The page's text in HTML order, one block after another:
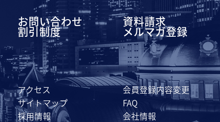
お問い合わせ 資料請求
割引制度 メルマガ登録
アクセス
会員登録内容変更
サイトマップ
FAQ
採用情報
会社情報